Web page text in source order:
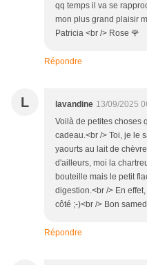
qq temps il va se
mon plus grand plaisir
Patricia <br /> Rose 🌹
Répondre
L lavandine 13/09/2025
Voilà de petites choses
cadeau.<br /> Toi, je le
yaourts au lait de
d'ailleurs, moi la
bouteille mais le petit
digestion.<br /> En
côté ;-)<br /> Bon
Répondre